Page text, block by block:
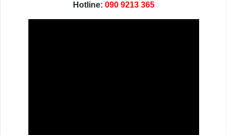
Hotline: 090 9213 365